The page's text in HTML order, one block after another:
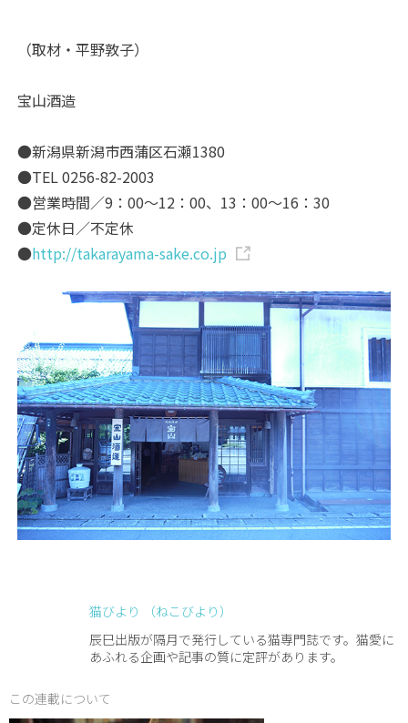
（取材・平野敦子）
宝山酒造
●新潟県新潟市西蒲区石瀬1380
●TEL 0256-82-2003
●営業時間／9：00～12：00、13：00～16：30
●定休日／不定休
●http://takarayama-sake.co.jp
猫びより （ねこびより）
辰巳出版が隔月で発行している猫専門誌です。猫愛に
あふれる企画や記事の質に定評があります。
この連載について